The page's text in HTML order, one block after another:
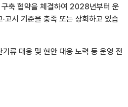
축 협약을 체결하여 2028년부터 운
시 기준을 충족 또는 상회하고 있습
류 대응 및 현안 대응 노력 등 운영 전